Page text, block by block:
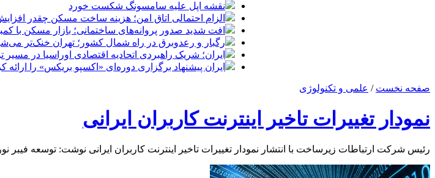
نقشه اپل علیه سامسونگ شکست خورد
الزام احتمالی اتاق امن؛ هزینه ساخت مسکن چقدر
افت شدید صدور پروانه‌های ساختمانی؛ بازار مسکن با
رگبار و رعدوبرق در راه شمال کشور؛ تهران خنک‌تر
ایران؛ شریک راهبردی اتحادیه اقتصادی اوراسیا در
ایران پیشنهاد برگزاری دوره‌ای «اکسپو بریکس» را ارائه
صفحه نخست / علمی و تکنولوژی
نمودار تغییرات تاخیر اینترنت کاربران ایرانی
رئیس شرکت ارتباطات زیرساخت با انتشار نمودار تغییرات تاخیر اینترنت کاربران ایرانی نوشت: توسعه فیبر